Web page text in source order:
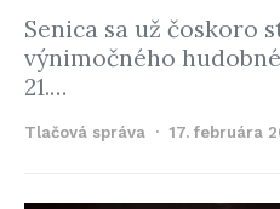
Senica sa už čoskoro
výnimočného
21.…
Tlačová správa 17. februára